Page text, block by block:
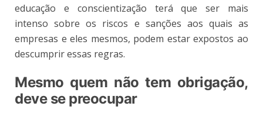
educação e conscientização terá que ser mais
intenso sobre os riscos e sanções aos quais as
empresas e eles mesmos, podem estar expostos ao
descumprir essas regras.
Mesmo quem não tem obrigação,
deve se preocupar